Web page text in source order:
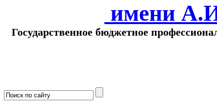
имени
Государственное бюджетное